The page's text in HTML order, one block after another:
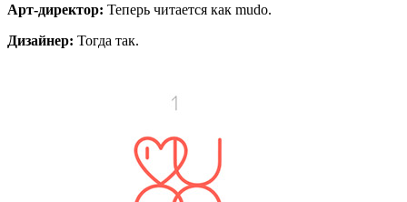
Арт-директор: Теперь читается как mudo.
Дизайнер: Тогда так.